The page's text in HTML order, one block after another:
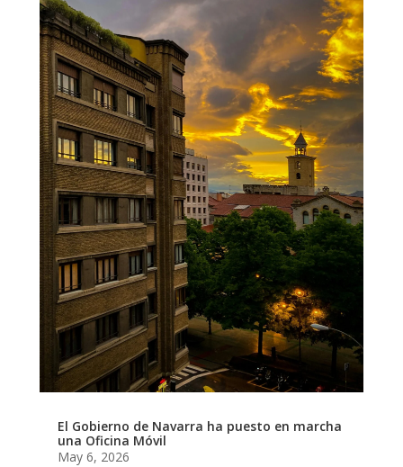
El Gobierno de Navarra ha puesto en marcha
una Oficina Móvil
May 6, 2026